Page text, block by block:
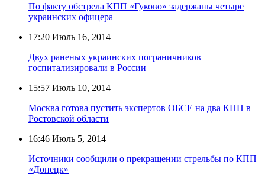
По факту обстрела КПП «Гуково» задержаны четыре
украинских офицера
17:20 Июль 16, 2014
Двух раненых украинских пограничников
госпитализировали в России
15:57 Июль 10, 2014
Москва готова пустить экспертов ОБСЕ на два КПП в
Ростовской области
16:46 Июль 5, 2014
Источники сообщили о прекращении стрельбы по КПП
«Донецк»